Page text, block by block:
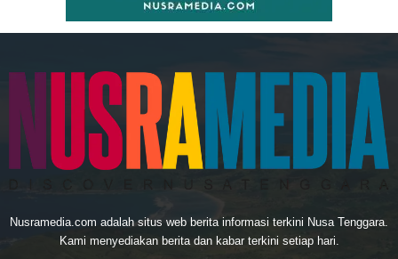
Nusramedia.com adalah situs web berita informasi terkini Nusa Tenggara.
Kami menyediakan berita dan kabar terkini setiap hari.